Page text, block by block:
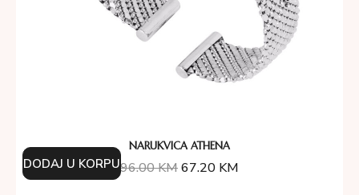
NARUKVICA ATHENA
96.00KM67.20 KM
DODAJ U KORPU